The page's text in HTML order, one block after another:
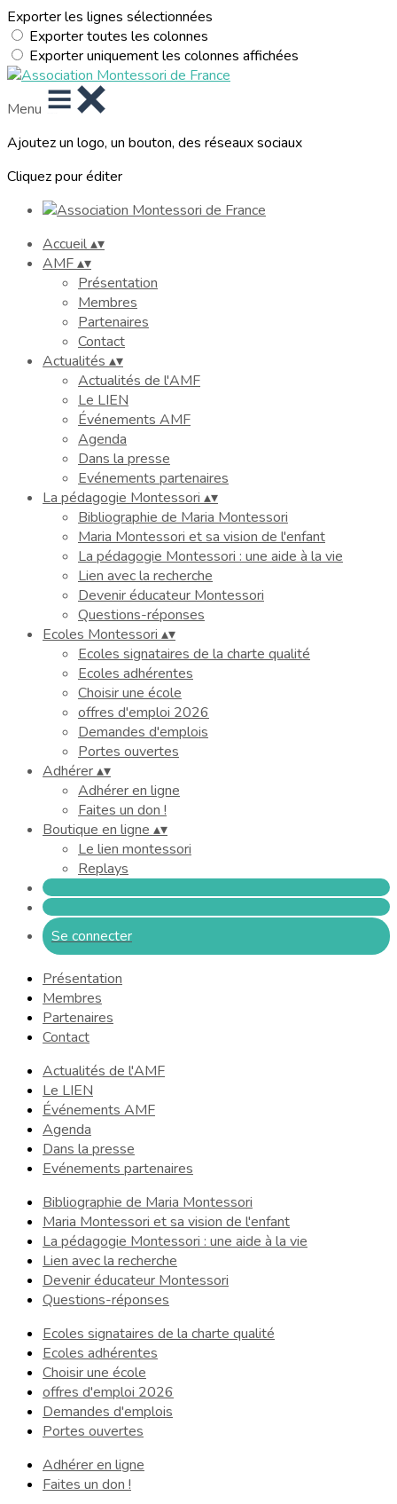
Exporter les lignes sélectionnées
Exporter toutes les colonnes
Exporter uniquement les colonnes affichées
Menu
Ajoutez un logo, un bouton, des réseaux sociaux
Cliquez pour éditer
Accueil▴▾
AMF▴▾
Présentation
Membres
Partenaires
Contact
Actualités ▴▾
Actualités de l'AMF
Le LIEN
Événements AMF
Agenda
Dans la presse
Evénements partenaires
La pédagogie Montessori ▴▾
Bibliographie de Maria Montessori
Maria Montessori et sa vision de l'enfant
La pédagogie Montessori : une aide à la vie
Lien avec la recherche
Devenir éducateur Montessori
Questions-réponses
Ecoles Montessori ▴▾
Ecoles signataires de la charte qualité
Ecoles adhérentes
Choisir une école
offres d'emploi 2026
Demandes d'emplois
Portes ouvertes
Adhérer▴▾
Adhérer en ligne
Faites un don !
Boutique en ligne ▴▾
Le lien montessori
Replays
Se connecter
Présentation
Membres
Partenaires
Contact
Actualités de l'AMF
Le LIEN
Événements AMF
Agenda
Dans la presse
Evénements partenaires
Bibliographie de Maria Montessori
Maria Montessori et sa vision de l'enfant
La pédagogie Montessori : une aide à la vie
Lien avec la recherche
Devenir éducateur Montessori
Questions-réponses
Ecoles signataires de la charte qualité
Ecoles adhérentes
Choisir une école
offres d'emploi 2026
Demandes d'emplois
Portes ouvertes
Adhérer en ligne
Faites un don !